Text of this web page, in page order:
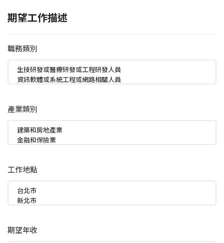
期望工作描述
職務類別
產業類別
工作地點
期望年收